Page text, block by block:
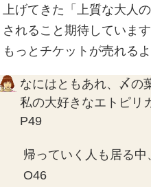
上げてきた「上質な大人
されること期待しています
もっとチケットが売れる
なにはともあれ、〆の
私の大好きなエトピリ
P49
帰っていく人も居る
O46